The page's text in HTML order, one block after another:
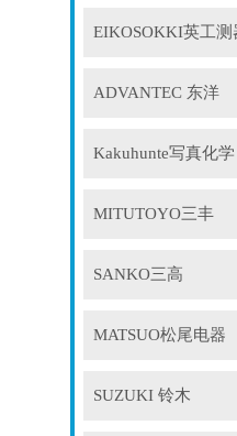
EIKOSOKKI英工测
ADVANTEC 东洋
Kakuhunte写真化学
MITUTOYO三丰
SANKO三高
MATSUO松尾电器
SUZUKI 铃木